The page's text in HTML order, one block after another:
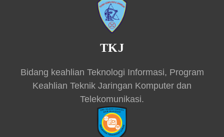
TKJ
Bidang keahlian Teknologi Informasi, Program
Keahlian Teknik Jaringan Komputer dan
Telekomunikasi.